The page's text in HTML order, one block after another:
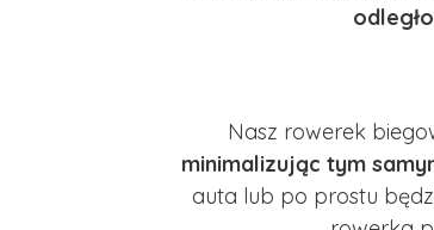
Nasz rowerek
minimalizując tym
auta lub po prostu